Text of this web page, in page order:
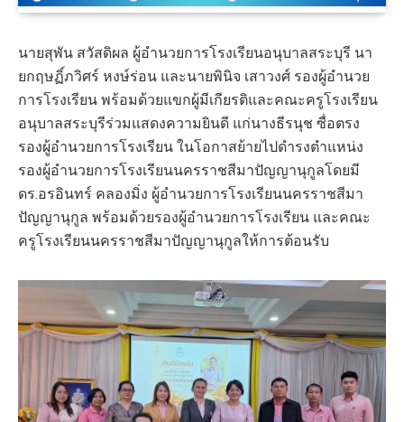
นายสุพัน สวัสดิผล ผู้อำนวยการโรงเรียนอนุบาลสระบุรี นา
ยกฤษฏิ์ภวิศร์ หงษ์ร่อน และนายพินิจ เสาวงศ์ รองผู้อำนวย
การโรงเรียน พร้อมด้วยแขกผู้มีเกียรติและคณะครูโรงเรียน
อนุบาลสระบุรีร่วมแสดงความยินดี แก่นางธีรนุช ซื่อตรง
รองผู้อำนวยการโรงเรียน ในโอกาสย้ายไปดำรงตำแหน่ง
รองผู้อำนวยการโรงเรียนนครราชสีมาปัญญานุกูลโดยมี
ดร.อรอินทร์ คลองมิ่ง ผู้อำนวยการโรงเรียนนครราชสีมา
ปัญญานุกูล พร้อมด้วยรองผู้อำนวยการโรงเรียน และคณะ
ครูโรงเรียนนครราชสีมาปัญญานุกูลให้การต้อนรับ